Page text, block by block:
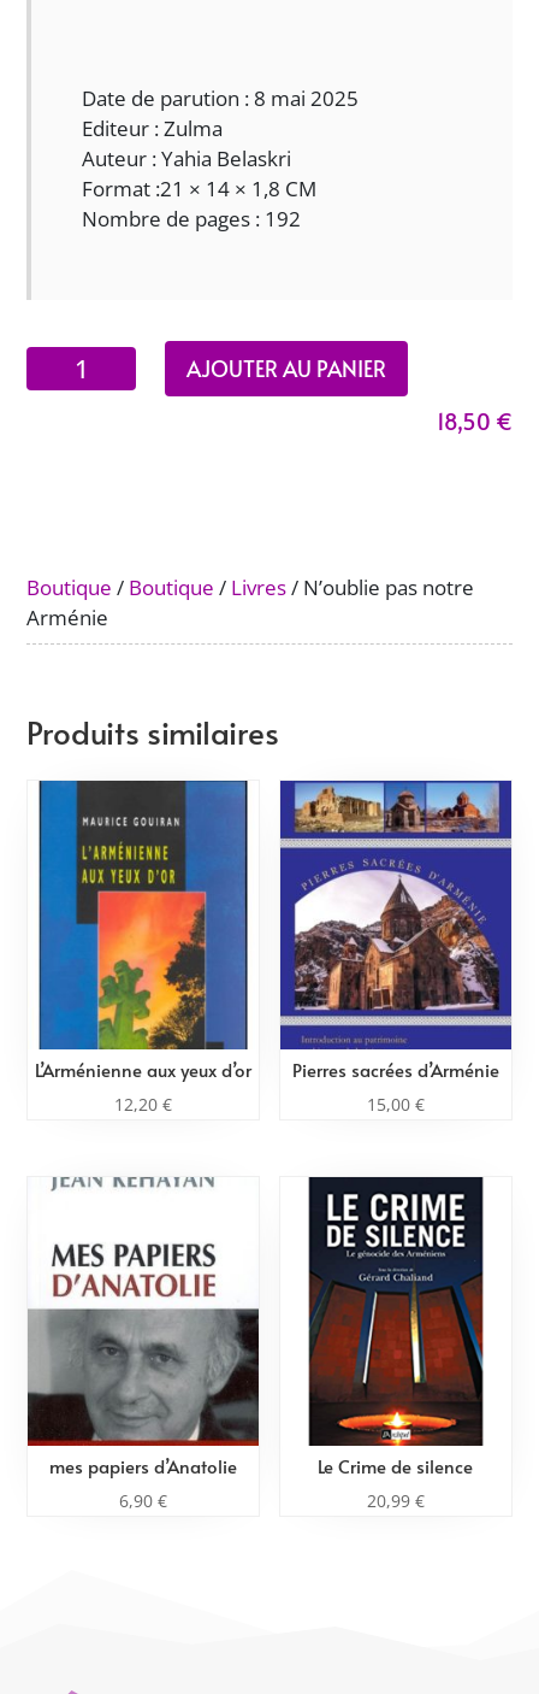
Date de parution : 8 mai 2025
Editeur : Zulma
Auteur : Yahia Belaskri
Format :21 × 14 × 1,8 CM
Nombre de pages : 192
quantité
de
AJOUTER AU PANIER
18,50 €
Boutique / Boutique / Livres/ N’oublie pas notre
Arménie
Produits similaires
L’Arménienne aux yeux d’or
12,20€
Pierres sacrées d’Arménie
15,00 €
mes papiers d’Anatolie
6,90€
Le Crime de silence
20,99 €